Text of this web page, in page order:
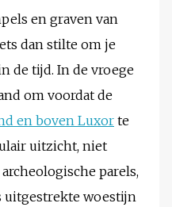
en graven van
dan stilte om je
de tijd. In de vroege
om voordat de
en boven Luxor te
uitzicht, niet
parels,
uitgestrekte woestijn